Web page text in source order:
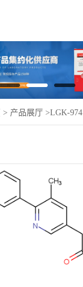
> 产品展厅 >LGK-974